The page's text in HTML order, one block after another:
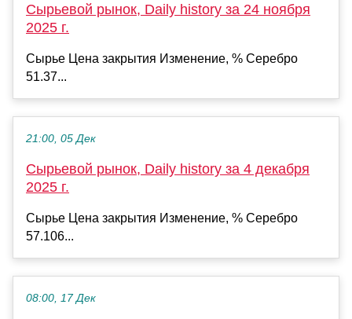
Сырьевой рынок, Daily history за 24 ноября
2025 г.
Сырье Цена закрытия Изменение, % Серебро
51.37...
21:00, 05 Дек
Сырьевой рынок, Daily history за 4 декабря
2025 г.
Сырье Цена закрытия Изменение, % Серебро
57.106...
08:00, 17 Дек